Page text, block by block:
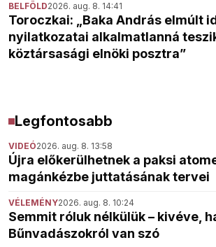
BELFÖLD2026. aug. 8. 14:41
Toroczkai: „Baka András elmúlt
nyilatkozatai alkalmatlanná
köztársasági elnöki posztra”
Legfontosabb
VIDEÓ2026. aug. 8. 13:58
Újra előkerülhetnek a paksi
magánkézbe juttatásának tervei
VÉLEMÉNY2026. aug. 8. 10:24
Semmit róluk nélkülük – kivéve,
Bűnvadászokról van szó